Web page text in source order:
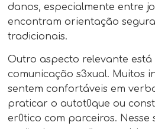
danos, especialmente entre
encontram orientação
tradicionais.
Outro aspecto relevante
comunicação s3xual. Muitos
sentem confortáveis em
praticar o autot0que ou
er0tico com parceiros. Nesse